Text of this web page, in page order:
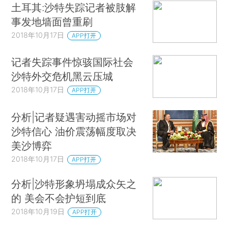
土耳其:沙特失踪记者被肢解
事发地墙面曾重刷
2018年10月17日 APP打开
记者失踪事件惊骇国际社会
沙特外交危机黑云压城
2018年10月17日 APP打开
分析|记者疑遇害动摇市场对
沙特信心 油价震荡幅度取决
美沙博弈
2018年10月17日 APP打开
分析|沙特形象坍塌成众矢之
的 美会不会护短到底
2018年10月19日 APP打开